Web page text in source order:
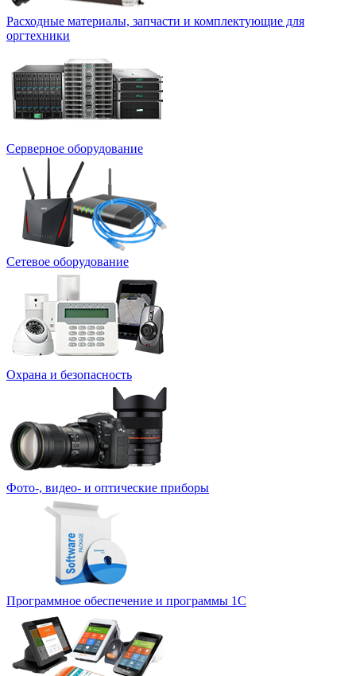
Расходные материалы, запчасти и комплектующие для
оргтехники
Серверное оборудование
Сетевое оборудование
Охрана и безопасность
Фото-, видео- и оптические приборы
Программное обеспечение и программы 1С